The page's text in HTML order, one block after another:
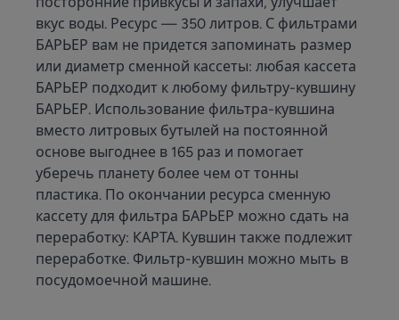
вкус воды. Ресурс — 350 литров. С фильтрами
БАРЬЕР вам не придется запоминать размер
или диаметр сменной кассеты: любая кассета
БАРЬЕР подходит к любому фильтру-кувшину
БАРЬЕР. Использование фильтра-кувшина
вместо литровых бутылей на постоянной
основе выгоднее в 165 раз и помогает
уберечь планету более чем от тонны
пластика. По окончании ресурса сменную
кассету для фильтра БАРЬЕР можно сдать на
переработку: КАРТА. Кувшин также подлежит
переработке. Фильтр-кувшин можно мыть в
посудомоечной машине.